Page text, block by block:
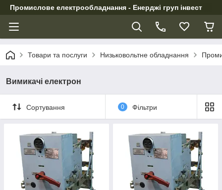
Промислове електрообладнання - Енерджі груп інвест
Товари та послуги Низьковольтне обладнання
Вимикачі електрон
Сортування 0 Фільтри